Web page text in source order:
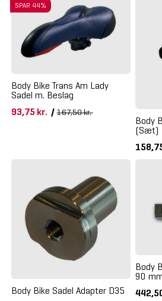
SPAR 44%
Body Bike Trans Am Lady
Sadel m. Beslag
93,75 kr. / 167,50 kr.
Body
(Sæt)
Body Bike Sadel Adapter D35
Body
90